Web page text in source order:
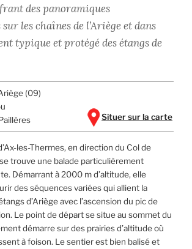
des panoramiques
les chaînes de l’Ariège et dans
typique et protégé des étangs de
(09)
Situer sur la carte
les-Thermes, en direction du Col de
trouve une balade particulièrement
Démarrant à 2000 m d’altitude, elle
des séquences variées qui allient la
d’Ariège avec l’ascension du pic de
Le point de départ se situe au sommet du
démarre sur des prairies d’altitude où
à foison. Le sentier est bien balisé et